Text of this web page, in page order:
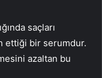
saçları
ettiği bir serumdur.
azaltan bu